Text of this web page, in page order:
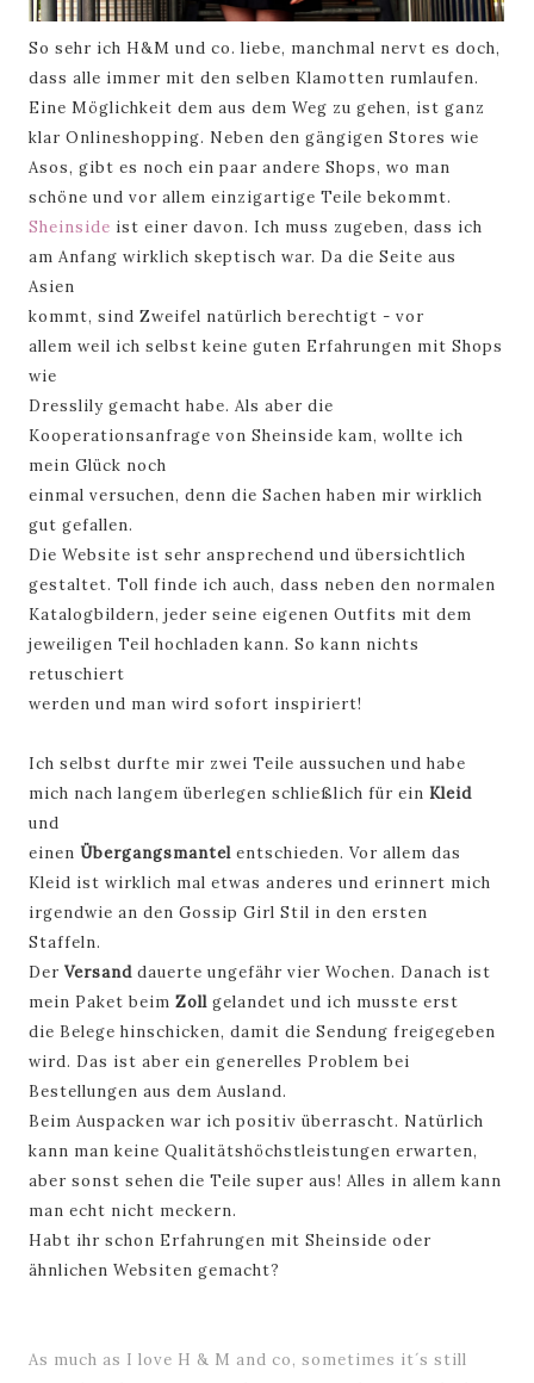
So sehr ich H&M und co. liebe, manchmal nervt es doch,
dass alle immer mit den selben Klamotten rumlaufen.
Eine Möglichkeit dem aus dem Weg zu gehen, ist ganz
klar Onlineshopping. Neben den gängigenStoreswie
Asos, gibt es noch ein paar andere Shops, wo man
schöne und vor allem einzigartige Teile bekommt.
Sheinside ist einer davon. Ich muss zugeben, dass ich
am Anfang wirklich skeptisch war. Da die Seite aus
Asien
kommt, sind Zweifel natürlich berechtigt - vor
allem weil ich selbst keine guten Erfahrungen mit Shops
wie
Dresslily gemacht habe. Als aber die
Kooperationsanfrage von Sheinside kam, wollte ich
mein Glück noch
einmal versuchen, denn die Sachen haben mir wirklich
gutgefallen.
Die Website ist sehr ansprechend und übersichtlich
gestaltet. Toll finde ich auch, dass neben den normalen
Katalogbildern, jeder seine eigenen Outfits mit dem
jeweiligen Teil hochladen kann. So kann nichts
retuschiert
werden und man wird sofort inspiriert!
Ich selbst durfte mir zwei Teile aussuchen und habe
mich nach langem überlegen schließlich für einKleid
und
einen Übergangsmantel entschieden. Vor allem das
Kleid ist wirklich mal etwas anderes und erinnert mich
irgendwie an den Gossip Girl Stil in den ersten
Staffeln.
DerVersand dauerte ungefähr vier Wochen. Danach ist
mein Paket beimZoll gelandet und ich mussteerst
die Belege hinschicken, damit die Sendung freigegeben
wird. Das ist aber ein generelles Problem bei
Bestellungenaus dem Ausland.
Beim Auspacken war ich positiv überrascht. Natürlich
kann man keine Qualitätshöchstleistungen erwarten,
aber sonst sehen die Teile super aus! Alles in allem kann
man echt nicht meckern.
Habt ihr schon Erfahrungen mit Sheinside oder
ähnlichen Websiten gemacht?
As much as I love H & M and co, sometimes it´s still